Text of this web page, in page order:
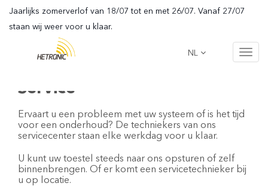
Jaarlijks zomerverlof van 18/07 tot en met 26/07. Vanaf 27/07
staan wij weer voor u klaar.
NL
Service
Ervaart u een probleem met uw systeem of is het tijd
voor een onderhoud? De techniekers van ons
servicecenter staan elke werkdag voor u klaar.
U kunt uw toestel steeds naar ons opsturen of zelf
binnenbrengen. Of er komt een servicetechnieker bij
u op locatie.